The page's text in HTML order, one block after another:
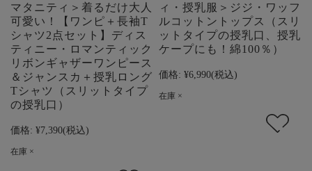
マタニティ＞着るだけ大人
可愛い！【ワンピ＋長袖T
シャツ2点セット】ディス
ティニー・ロマンティック
リボンギャザーワンピース
＆ジャンスカ＋授乳ロング
Tシャツ（スリットタイプ
の授乳口）
価格: ¥7,390(税込)
在庫 ×
ィ・授乳服＞ジジ・ワッフ
ルコットントップス（スリ
ットタイプの授乳口、授乳
ケープにも！綿100％）
価格: ¥6,990(税込)
在庫 ×